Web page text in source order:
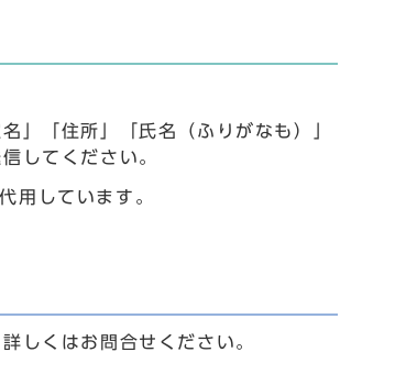
」「住所」「氏名（ふりがなも）」
してください。
用しています。
しくはお問合せください。